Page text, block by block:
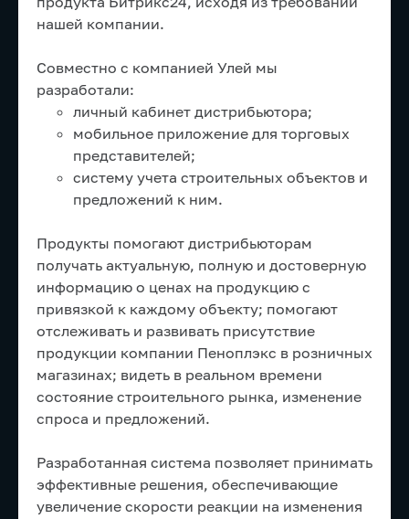
нашей компании.
Совместно с компанией Улей мы
разработали:
личный кабинет дистрибьютора;
мобильное приложение для торговых
представителей;
систему учета строительных объектов и
предложений к ним.
Продукты помогают дистрибьюторам
получать актуальную, полную и достоверную
информацию о ценах на продукцию с
привязкой к каждому объекту; помогают
отслеживать и развивать присутствие
продукции компании Пеноплэкс в розничных
магазинах; видеть в реальном времени
состояние строительного рынка, изменение
спроса и предложений.
Разработанная система позволяет принимать
эффективные решения, обеспечивающие
увеличение скорости реакции на изменения